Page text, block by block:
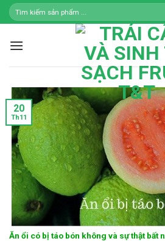
Skip
to
Ăn ổi có bị táo bón không và sự thật bất
20
Th11